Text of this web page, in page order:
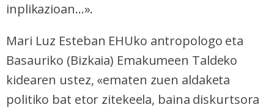
inplikazioan...».
Mari Luz Esteban EHUko antropologo eta
Basauriko (Bizkaia) Emakumeen Taldeko
kidearen ustez, «ematen zuen aldaketa
politiko bat etor zitekeela, baina diskurtsora